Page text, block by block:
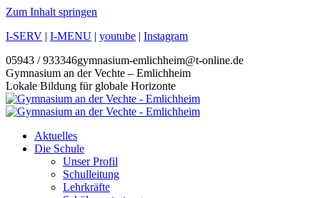
Zum Inhalt springen
I-SERV | I-MENU | youtube | Instagram
05943 / 933346gymnasium-emlichheim@t-online.de
Gymnasium an der Vechte – Emlichheim
Lokale Bildung für globale Horizonte
Aktuelles
Die Schule
Unser Profil
Schulleitung
Lehrkräfte